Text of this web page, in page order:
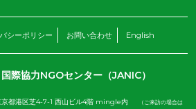
シーポリシー お問い合わせ English
際協力NGOセンター（JANIC）
京都港区芝4-7-1 西山ビル4階 mingle内 （ご来訪の場合は